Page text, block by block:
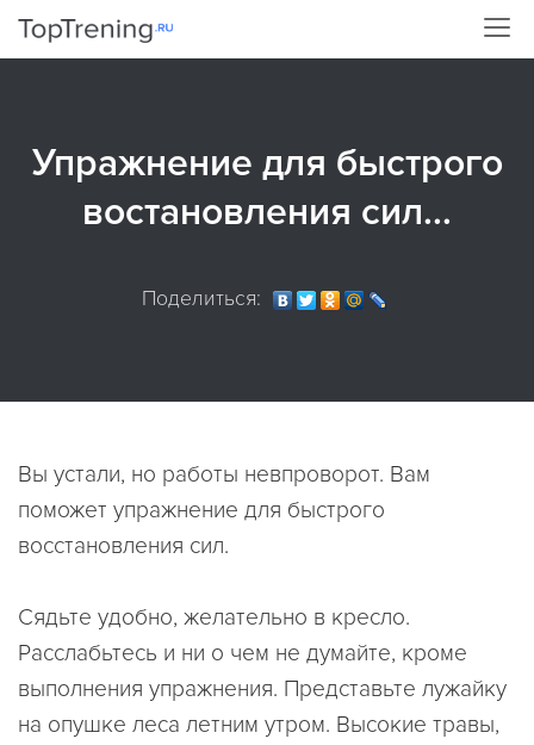
Упражнение для быстрого
востановления сил...
Поделиться:
Вы устали, но работы невпроворот. Вам
поможет упражнение для быстрого
восстановления сил.
Сядьте удобно, желательно в кресло.
Расслабьтесь и ни о чем не думайте, кроме
выполнения упражнения. Представьте лужайку
на опушке леса летним утром. Высокие травы,